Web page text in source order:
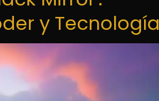
y Tecnología